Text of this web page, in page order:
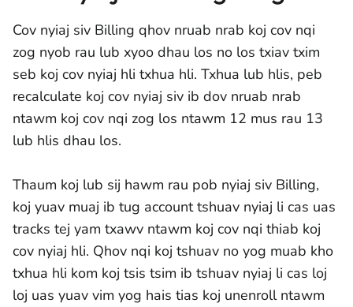
Cov nyiaj siv Billing qhov nruab nrab koj cov nqi
zog nyob rau lub xyoo dhau los no los txiav txim
seb koj cov nyiaj hli txhua hli. Txhua lub hlis, peb
recalculate koj cov nyiaj siv ib dov nruab nrab
ntawm koj cov nqi zog los ntawm 12 mus rau 13
lub hlis dhau los.
Thaum koj lub sij hawm rau pob nyiaj siv Billing,
koj yuav muaj ib tug account tshuav nyiaj li cas uas
tracks tej yam txawv ntawm koj cov nqi thiab koj
cov nyiaj hli. Qhov nqi koj tshuav no yog muab kho
txhua hli kom koj tsis tsim ib tshuav nyiaj li cas loj
loj uas yuav vim yog hais tias koj unenroll ntawm